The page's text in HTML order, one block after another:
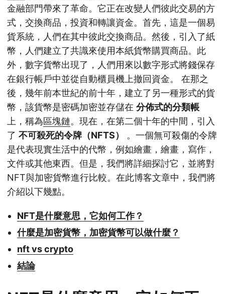
金融部門帶來了革命。它正在改變人們彼此交易的方
式，交換商品，投資和轉讓資金。首先，這是一個易
貨系統，人們在其中彼此交換商品。然後，引入了紙
幣，人們建立了共識來使用本紙貨幣購買商品。此
外，數字貨幣出現了，人們用來以數字形式將錢保存
在銀行帳戶中並從自動櫃員機上撤回資金。 在那之
後，幾年前本世紀的前十年，建立了另一種形式的貨
幣，該貨幣是密碼加密並存儲在 分佈式的分類帳
上，稱為區塊鏈。現在，在第二個十年的中間，引入
了 不可殺死的令牌（NFTS）
。一個無可殺傷的令牌
是代表現實生活中的代幣，例如繪畫，繪畫，寫作，
文件或其他東西。但是，我們將詳細探討它，並將對
NFT與加密貨幣進行比較。在此博客文章中，我們將
介紹以下幾點。
NFT是什麼意思，它如何工作？
什麼是加密貨幣，加密貨幣可以做什麼？
nft vs crypto
結論